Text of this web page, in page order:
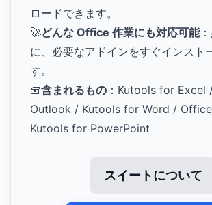
ロードできます。
🚀どんな Office 作業にも対応可能
に、必要なアドインをすぐインスト
す。
🧰含まれるもの ：Kutools for
Outlook / Kutools for Word /
Kutools for PowerPoint
スイートについて